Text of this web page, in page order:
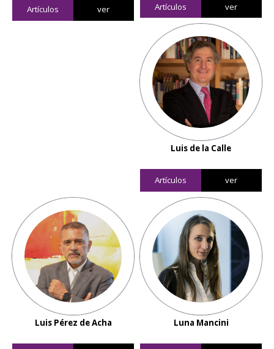
Artículos ver Artículos ver
Luis de la Calle
Artículos ver
Luis Pérez de Acha Luna Mancini